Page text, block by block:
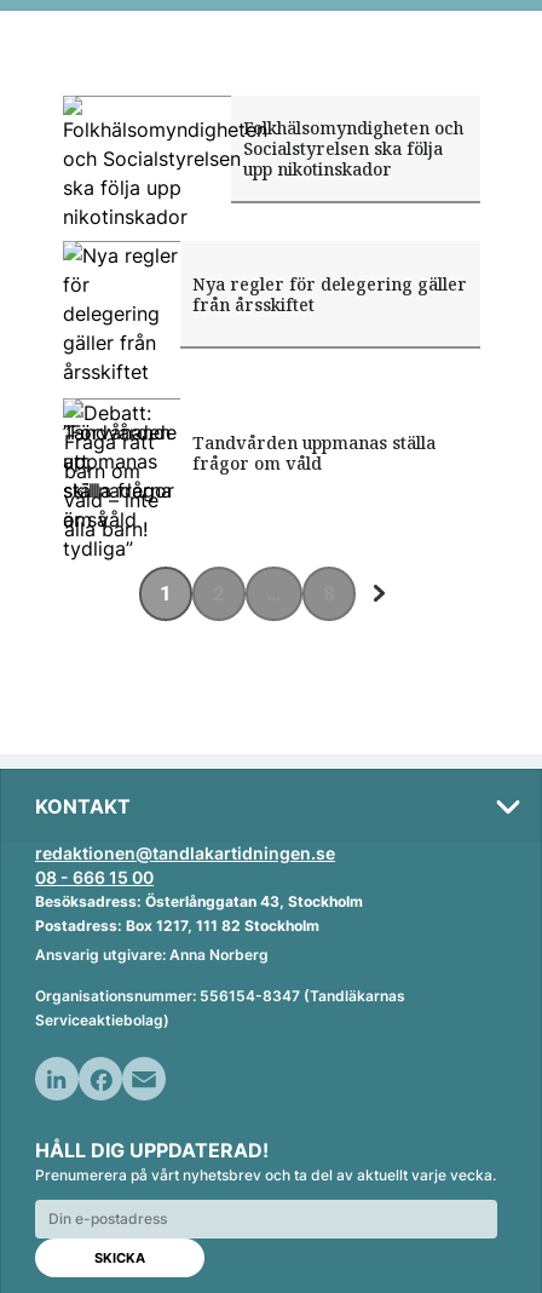
Folkhälsomyndigheten och
Socialstyrelsen ska följa
upp nikotinskador
Nya regler för delegering gäller
från årsskiftet
Debatt: Fråga rätt barn om våld
– inte alla barn!
”Förvånande att skillnaderna är
så tydliga”
Tandvården uppmanas ställa
frågor om våld
1
KONTAKT
redaktionen@tandlakartidningen.se
08 - 666 15 00
Besöksadress: Österlånggatan 43, Stockholm
Postadress: Box 1217, 111 82 Stockholm
Ansvarig utgivare: Anna Norberg
Organisationsnummer: 556154-8347 (Tandläkarnas
Serviceaktiebolag)
n
k
e
d
n
c
e
b
o
o
k
a
i
l
HÅLL DIG UPPDATERAD!
Prenumerera på vårt nyhetsbrev och ta del av aktuellt varje vecka.